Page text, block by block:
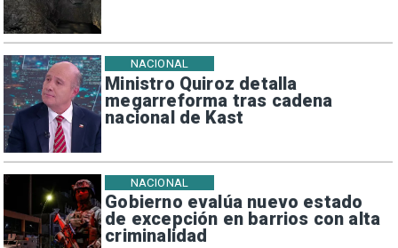
Ministro Quiroz detalla
megarreforma tras cadena
nacional de Kast
NACIONAL
Gobierno evalúa nuevo estado
de excepción en barrios con alta
criminalidad
NACIONAL